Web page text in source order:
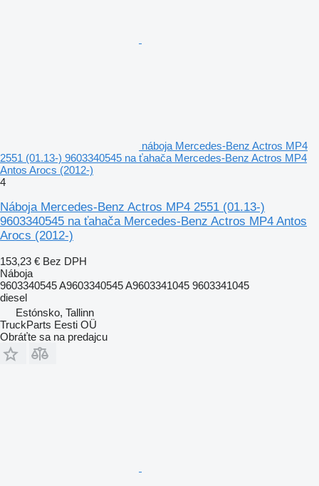
náboja Mercedes-Benz Actros MP4
2551 (01.13-) 9603340545 na ťahača Mercedes-Benz Actros MP4
Antos Arocs (2012-)
4
Náboja Mercedes-Benz Actros MP4 2551 (01.13-)
9603340545 na ťahača Mercedes-Benz Actros MP4 Antos
Arocs (2012-)
153,23 € Bez DPH
Náboja
9603340545 A9603340545 A9603341045 9603341045
diesel
Estónsko, Tallinn
TruckParts Eesti OÜ
Obráťte sa na predajcu